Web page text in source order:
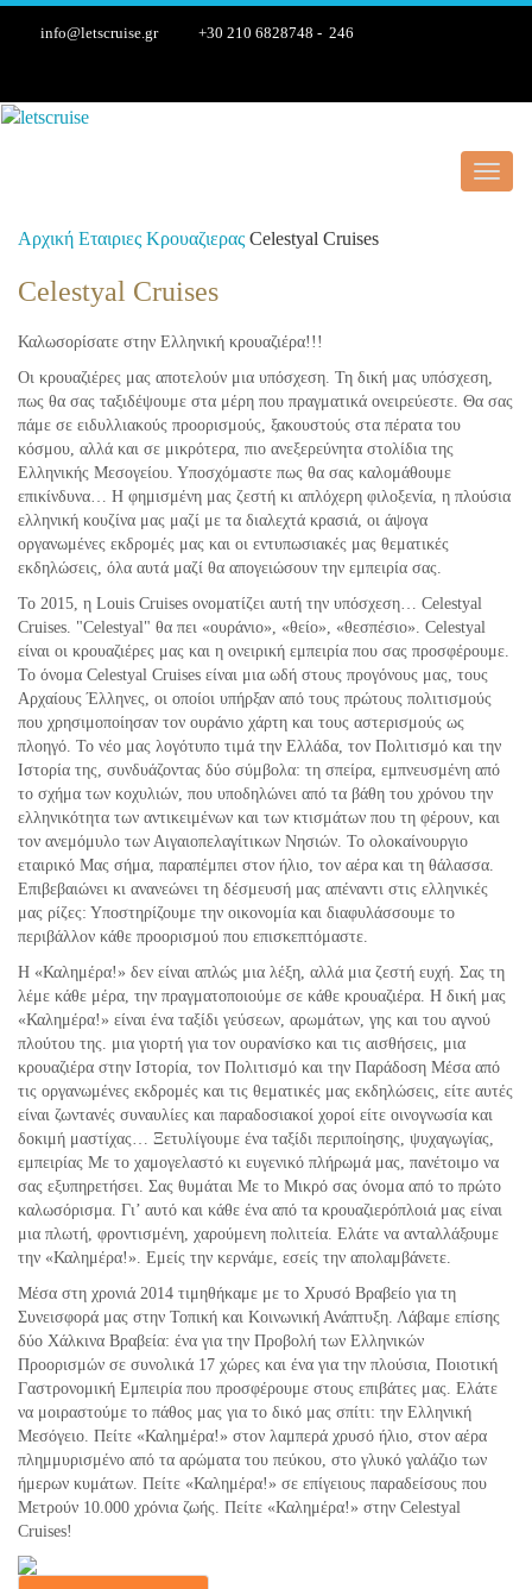
info@letscruise.gr +30 210 6828748 - 246
Αρχική Εταιριες Κρουαζιερας Celestyal Cruises
Celestyal Cruises
Καλωσορίσατε στην Ελληνική κρουαζιέρα!!!
Οι κρουαζιέρες μας αποτελούν μια υπόσχεση. Τη δική μας υπόσχεση,
πως θα σας ταξιδέψουμε στα μέρη που πραγματικά ονειρεύεστε. Θα σας
πάμε σε ειδυλλιακούς προορισμούς, ξακουστούς στα πέρατα του
κόσμου, αλλά και σε μικρότερα, πιο ανεξερεύνητα στολίδια της
Ελληνικής Μεσογείου. Υποσχόμαστε πως θα σας καλομάθουμε
επικίνδυνα… Η φημισμένη μας ζεστή κι απλόχερη φιλοξενία, η πλούσια
ελληνική κουζίνα μας μαζί με τα διαλεχτά κρασιά, οι άψογα
οργανωμένες εκδρομές μας και οι εντυπωσιακές μας θεματικές
εκδηλώσεις, όλα αυτά μαζί θα απογειώσουν την εμπειρία σας.
Το 2015, η Louis Cruises ονοματίζει αυτή την υπόσχεση… Celestyal
Cruises. "Celestyal" θα πει «ουράνιο», «θείο», «θεσπέσιο». Celestyal
είναι οι κρουαζιέρες μας και η ονειρική εμπειρία που σας προσφέρουμε.
Το όνομα Celestyal Cruises είναι μια ωδή στους προγόνους μας, τους
Αρχαίους Έλληνες, οι οποίοι υπήρξαν από τους πρώτους πολιτισμούς
που χρησιμοποίησαν τον ουράνιο χάρτη και τους αστερισμούς ως
πλοηγό. Το νέο μας λογότυπο τιμά την Ελλάδα, τον Πολιτισμό και την
Ιστορία της, συνδυάζοντας δύο σύμβολα: τη σπείρα, εμπνευσμένη από
το σχήμα των κοχυλιών, που υποδηλώνει από τα βάθη του χρόνου την
ελληνικότητα των αντικειμένων και των κτισμάτων που τη φέρουν, και
τον ανεμόμυλο των Αιγαιοπελαγίτικων Νησιών. Το ολοκαίνουργιο
εταιρικό Μας σήμα, παραπέμπει στον ήλιο, τον αέρα και τη θάλασσα.
Επιβεβαιώνει κι ανανεώνει τη δέσμευσή μας απέναντι στις ελληνικές
μας ρίζες: Υποστηρίζουμε την οικονομία και διαφυλάσσουμε το
περιβάλλον κάθε προορισμού που επισκεπτόμαστε.
Η «Καλημέρα!» δεν είναι απλώς μια λέξη, αλλά μια ζεστή ευχή. Σας τη
λέμε κάθε μέρα, την πραγματοποιούμε σε κάθε κρουαζιέρα. Η δική μας
«Καλημέρα!» είναι ένα ταξίδι γεύσεων, αρωμάτων, γης και του αγνού
πλούτου της. μια γιορτή για τον ουρανίσκο και τις αισθήσεις, μια
κρουαζιέρα στην Ιστορία, τον Πολιτισμό και την Παράδοση Μέσα από
τις οργανωμένες εκδρομές και τις θεματικές μας εκδηλώσεις, είτε αυτές
είναι ζωντανές συναυλίες και παραδοσιακοί χοροί είτε οινογνωσία και
δοκιμή μαστίχας… Ξετυλίγουμε ένα ταξίδι περιποίησης, ψυχαγωγίας,
εμπειρίας Με το χαμογελαστό κι ευγενικό πλήρωμά μας, πανέτοιμο να
σας εξυπηρετήσει. Σας θυμάται Με το Μικρό σας όνομα από το πρώτο
καλωσόρισμα. Γι’ αυτό και κάθε ένα από τα κρουαζιερόπλοιά μας είναι
μια πλωτή, φροντισμένη, χαρούμενη πολιτεία. Ελάτε να ανταλλάξουμε
την «Καλημέρα!». Εμείς την κερνάμε, εσείς την απολαμβάνετε.
Μέσα στη χρονιά 2014 τιμηθήκαμε με το Χρυσό Βραβείο για τη
Συνεισφορά μας στην Τοπική και Κοινωνική Ανάπτυξη. Λάβαμε επίσης
δύο Χάλκινα Βραβεία: ένα για την Προβολή των Ελληνικών
Προορισμών σε συνολικά 17 χώρες και ένα για την πλούσια, Ποιοτική
Γαστρονομική Εμπειρία που προσφέρουμε στους επιβάτες μας. Ελάτε
να μοιραστούμε το πάθος μας για το δικό μας σπίτι: την Ελληνική
Μεσόγειο. Πείτε «Καλημέρα!» στον λαμπερά χρυσό ήλιο, στον αέρα
πλημμυρισμένο από τα αρώματα του πεύκου, στο γλυκό γαλάζιο των
ήμερων κυμάτων. Πείτε «Καλημέρα!» σε επίγειους παραδείσους που
Μετρούν 10.000 χρόνια ζωής. Πείτε «Καλημέρα!» στην Celestyal
Cruises!